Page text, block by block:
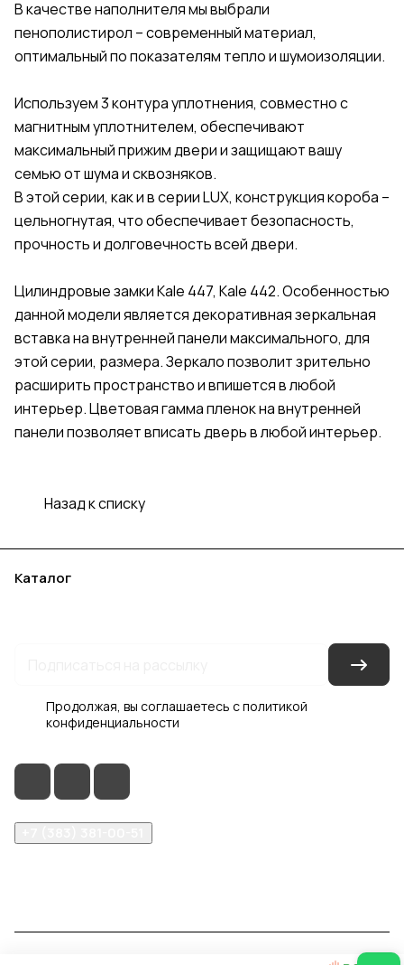
В качестве наполнителя мы выбрали
пенополистирол – современный материал,
оптимальный по показателям тепло и шумоизоляции.
Используем 3 контура уплотнения, совместно с
магнитным уплотнителем, обеспечивают
максимальный прижим двери и защищают вашу
семью от шума и сквозняков.
В этой серии, как и в серии LUX, конструкция короба –
цельногнутая, что обеспечивает безопасность,
прочность и долговечность всей двери.
Цилиндровые замки Kale 447, Kale 442. Особенностью
данной модели является декоративная зеркальная
вставка на внутренней панели максимального, для
этой серии, размера. Зеркало позволит зрительно
расширить пространство и впишется в любой
интерьер. Цветовая гамма пленок на внутренней
панели позволяет вписать дверь в любой интерьер.
Назад к списку
Каталог
Продолжая, вы соглашаетесь сполитикой
конфиденциальности